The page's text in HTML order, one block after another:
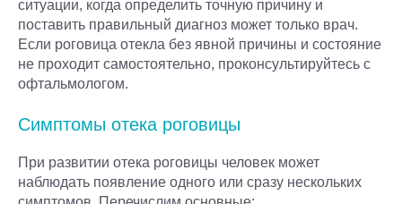
ситуации, когда определить точную причину и
поставить правильный диагноз может только врач.
Если роговица отекла без явной причины и состояние
не проходит самостоятельно, проконсультируйтесь с
офтальмологом.
Симптомы отека роговицы
При развитии отека роговицы человек может
наблюдать появление одного или сразу нескольких